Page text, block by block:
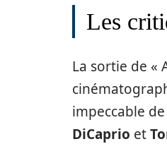
Les
La sortie de «
impeccable de
DiCaprio et